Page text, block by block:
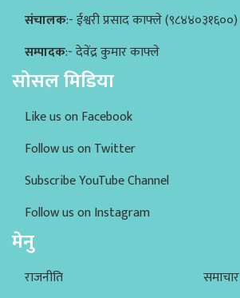
संचालक:- ईश्वरी प्रसाद काफ्ले (९८४४०३१६००)
सम्पादक:- देवेंद्र कुमार काफ्ले
सोसल मिडिया
Like us on Facebook
Follow us on Twitter
Subscribe YouTube Channel
Follow us on Instagram
मेनु
राजनीति समाचार